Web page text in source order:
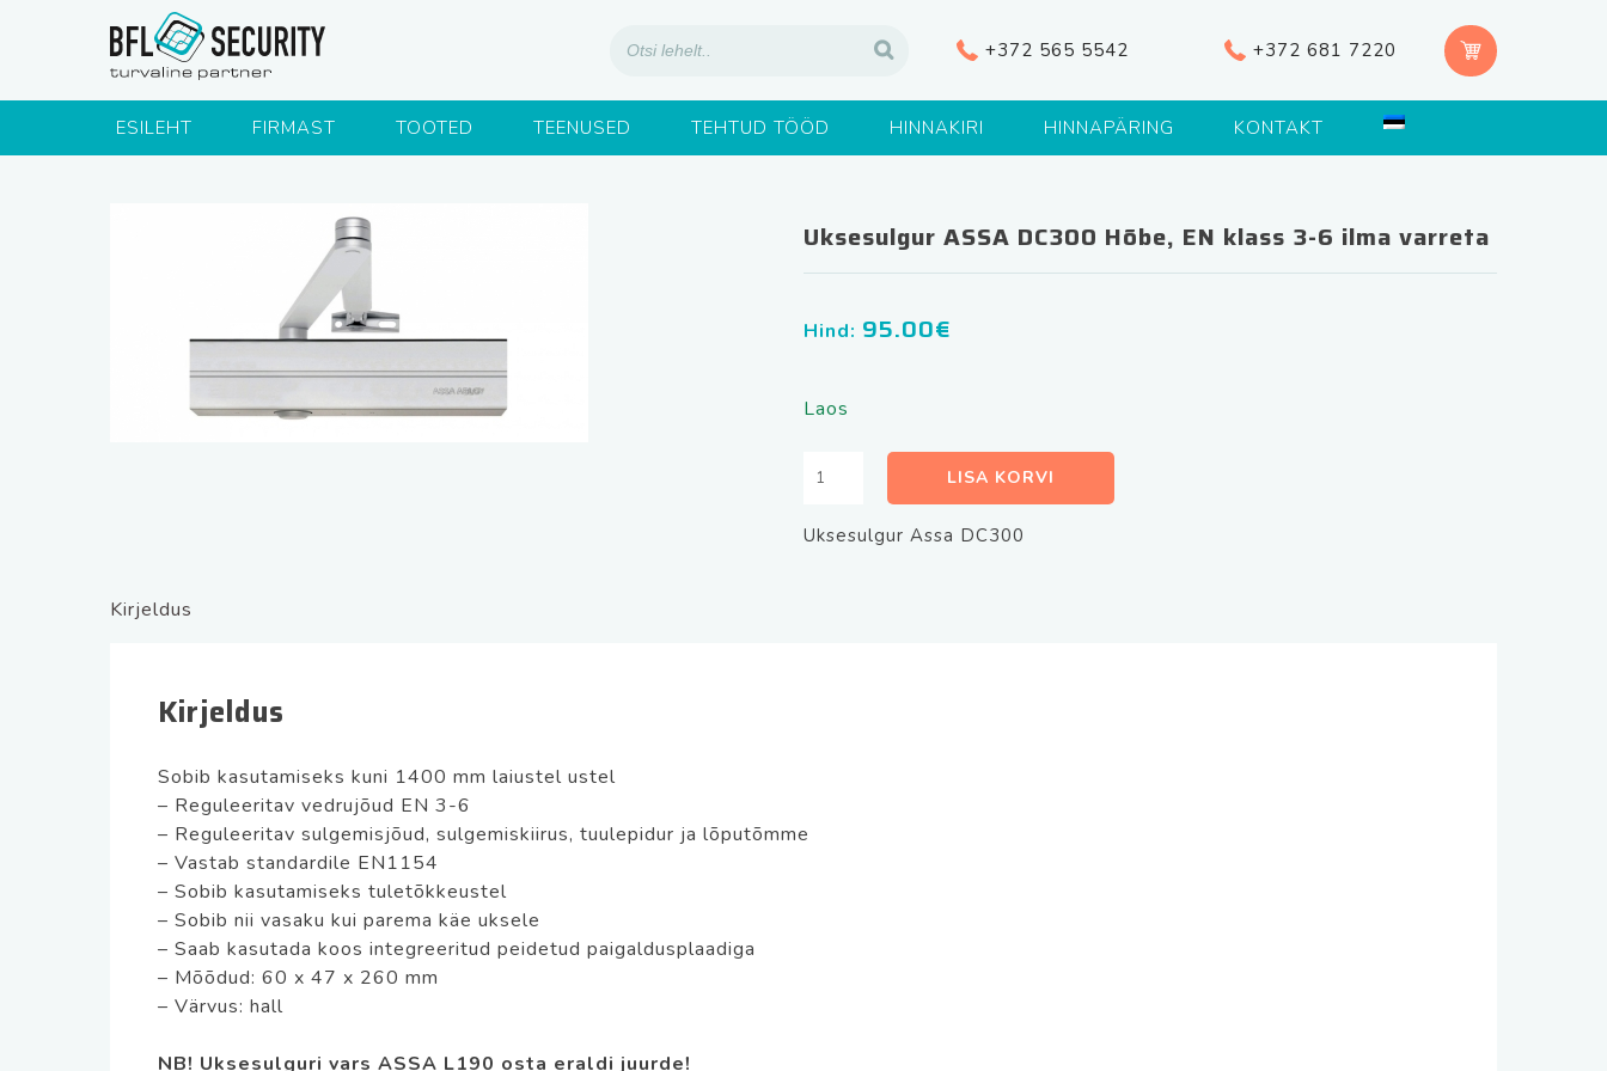
+372 565 5542 +372 681 7220
ESILEHT FIRMAST TOOTED TEENUSED TEHTUD TÖÖD HINNAKIRI HINNAPÄRING KONTAKT
Uksesulgur ASSA DC300 Hõbe, EN klass 3-6 ilma varreta
Hind: 95.00€
Laos
Uksesulgur
DC300
LISA KORVI
Uksesulgur Assa DC300
Kirjeldus
Kirjeldus
Sobib kasutamiseks kuni 1400 mm laiustel ustel
– Reguleeritav vedrujõud EN 3-6
– Reguleeritav sulgemisjõud, sulgemiskiirus, tuulepidur ja lõputõmme
– Vastab standardile EN1154
– Sobib kasutamiseks tuletõkkeustel
– Sobib nii vasaku kui parema käe uksele
– Saab kasutada koos integreeritud peidetud paigaldusplaadiga
– Mõõdud: 60 x 47 x 260 mm
– Värvus: hall
NB! Uksesulguri vars ASSA L190 osta eraldi juurde!